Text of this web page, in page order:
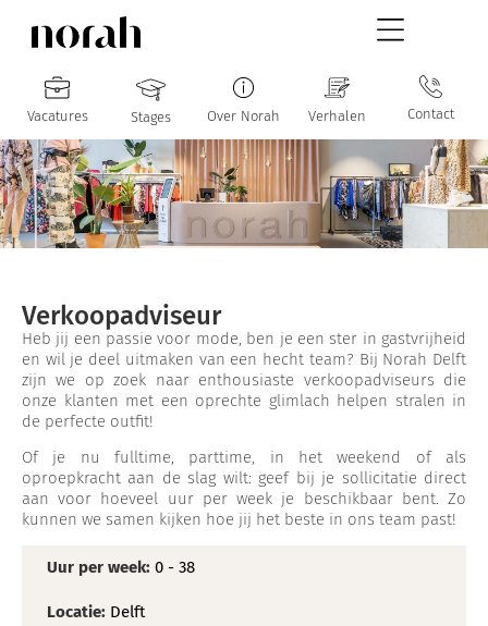
Vacatures Stages Over Norah Verhalen Contact
Verkoopadviseur
Heb jij een passie voor mode, ben je een ster in gastvrijheid
en wil je deel uitmaken van een hecht team? Bij Norah Delft
zijn we op zoek naar enthousiaste verkoopadviseurs die
onze klanten met een oprechte glimlach helpen stralen in
de perfecte outfit!
Of je nu fulltime, parttime, in het weekend of als
oproepkracht aan de slag wilt: geef bij je sollicitatie direct
aan voor hoeveel uur per week je beschikbaar bent. Zo
kunnen we samen kijken hoe jij het beste in ons team past!
Uur per week: 0 - 38
Locatie: Delft